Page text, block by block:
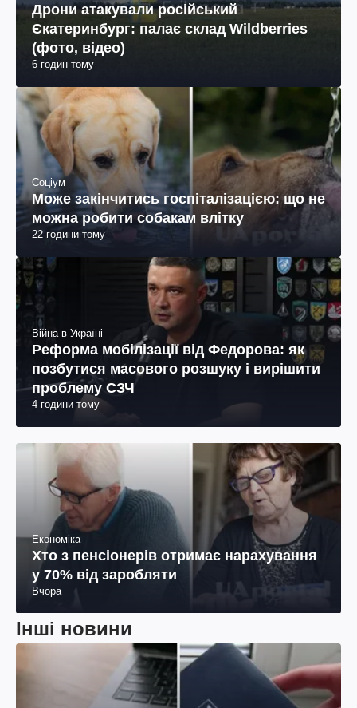
Дрони атакували російський
Єкатеринбург: палає склад Wildberries
(фото, відео)
6 годин тому
Соціум
Може закінчитись госпіталізацією: що не
можна робити собакам влітку
22 години тому
Війна в Україні
Реформа мобілізації від Федорова: як
позбутися масового розшуку і вирішити
проблему СЗЧ
4 години тому
Економіка
Хто з пенсіонерів отримає нарахування
у 70% від заробляти
Вчора
Інші новини